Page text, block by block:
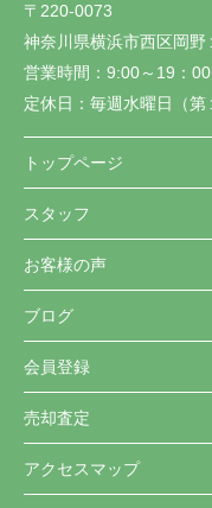
〒220-0073
神奈川県横浜市西区岡
営業時間： 9:00～19：00
定休日： 毎週水曜日（第
トップページ
スタッフ
お客様の声
ブログ
会員登録
売却査定
アクセスマップ